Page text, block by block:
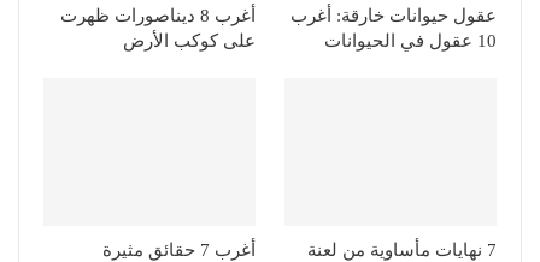
عقول حيوانات خارقة: أغرب
10 عقول في الحيوانات
أغرب 8 ديناصورات ظهرت
على كوكب الأرض
7 نهايات مأساوية من لعنة
أغرب 7 حقائق مثيرة